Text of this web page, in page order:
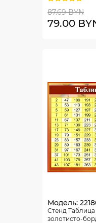
87.69 BYN
79.00
Модель:
Стенд
золотисто-